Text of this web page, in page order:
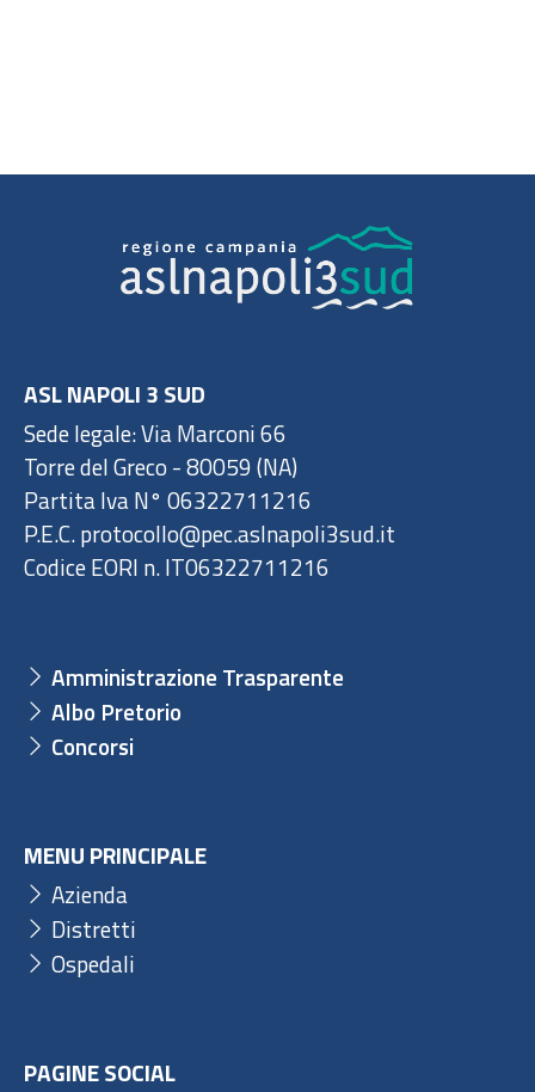
ASL NAPOLI 3 SUD
Sede legale: Via Marconi 66
Torre del Greco - 80059 (NA)
Partita Iva N° 06322711216
P.E.C. protocollo@pec.aslnapoli3sud.it
Codice EORI n. IT06322711216
Amministrazione Trasparente
Albo Pretorio
Concorsi
MENU PRINCIPALE
Azienda
Distretti
Ospedali
PAGINE SOCIAL